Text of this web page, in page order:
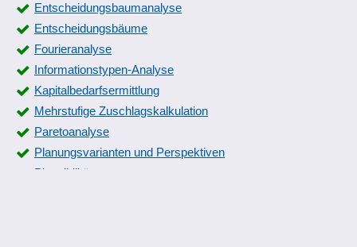
Entscheidungsbaumanalyse
Entscheidungsbäume
Fourieranalyse
Informationstypen-Analyse
Kapitalbedarfsermittlung
Mehrstufige Zuschlagskalkulation
Paretoanalyse
Planungsvarianten und Perspektiven
Plausibilitäten